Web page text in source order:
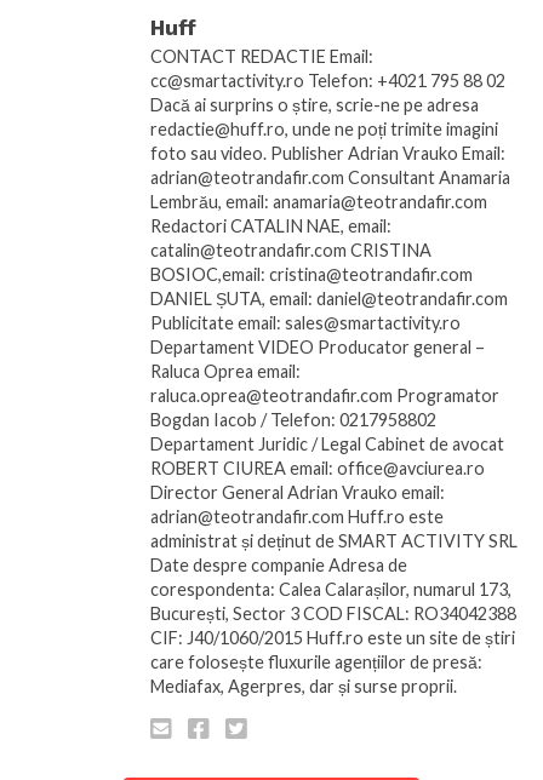
Huff
CONTACT REDACTIE Email:
cc@smartactivity.ro Telefon: +4021 795 88 02
Dacă ai surprins o știre, scrie-ne pe adresa
redactie@huff.ro, unde ne poți trimite imagini
foto sau video. Publisher Adrian Vrauko Email:
adrian@teotrandafir.com Consultant Anamaria
Lembrău, email: anamaria@teotrandafir.com
Redactori CATALIN NAE, email:
catalin@teotrandafir.com CRISTINA
BOSIOC,email: cristina@teotrandafir.com
DANIEL ȘUTA, email: daniel@teotrandafir.com
Publicitate email: sales@smartactivity.ro
Departament VIDEO Producator general –
Raluca Oprea email:
raluca.oprea@teotrandafir.com Programator
Bogdan Iacob / Telefon: 0217958802
Departament Juridic / Legal Cabinet de avocat
ROBERT CIUREA email: office@avciurea.ro
Director General Adrian Vrauko email:
adrian@teotrandafir.com Huff.ro este
administrat și deținut de SMART ACTIVITY SRL
Date despre companie Adresa de
corespondenta: Calea Calarașilor, numarul 173,
București, Sector 3 COD FISCAL: RO34042388
CIF: J40/1060/2015 Huff.ro este un site de știri
care folosește fluxurile agențiilor de presă:
Mediafax, Agerpres, dar și surse proprii.